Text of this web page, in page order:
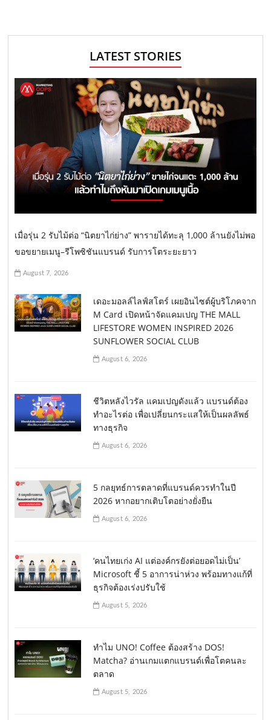
LATEST STORIES
เมื่อรุ่น 2 รับไม้ต่อ “นิตยาไก่ย่าง” พารายได้ทะลุ 1,000 ล้านยังไม่พอ
ขอขยายเมนู–รีโพซิชันแบรนด์ รับการโตระยะยาว
August 7, 2026
เดอะมอลล์ไลฟ์สโตร์ เผยอินไซต์ผู้บริโภคจาก
M Card เปิดหน้าจัดแคมเปญ THE MALL
LIFESTORE WOMEN INSPIRED 2026
SUNFLOWER SOCIAL CLUB
August 6, 2026
ชีวิตหลังไวรัล แคมเปญดังแล้ว แบรนด์ต้อง
ทำอะไรต่อ เพื่อเปลี่ยนกระแสให้เป็นผลลัพธ์
ทางธุรกิจ
August 6, 2026
5 กลยุทธ์การตลาดที่แบรนด์ควรทำในปี
2026 หากอยากเติบโตอย่างยั่งยืน
August 6, 2026
‘คนไทยเก่ง AI แต่องค์กรยังต่อยอดไม่เป็น’
Microsoft ชี้ 5 อาการน่าห่วง พร้อมทางแก้ที่
ธุรกิจต้องเร่งปรับใช้
August 5, 2026
ทำไม UNO! Coffee ต้องสร้าง DOS!
Matcha? อ่านเกมแตกแบรนด์เพื่อโตคนละ
ตลาด
August 5, 2026